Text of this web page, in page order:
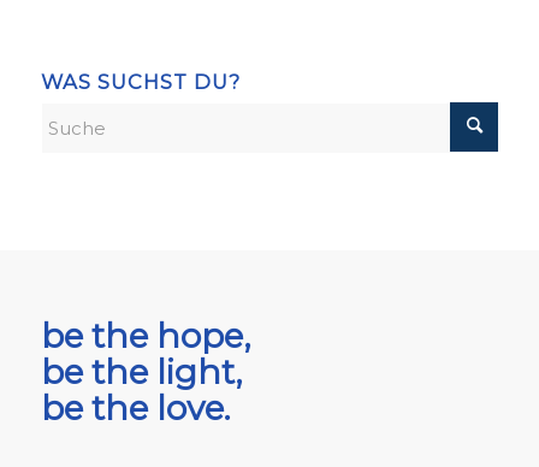
WAS SUCHST DU?
be the hope,
be the light,
be the love.